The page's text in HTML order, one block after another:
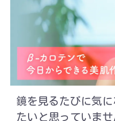
鏡を見るたびに気
たいと思っていませ